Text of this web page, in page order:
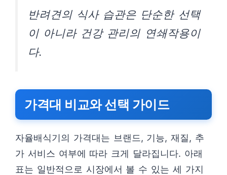
반려견의 식사 습관은 단순한 선택
이 아니라 건강 관리의 연쇄작용이
다.
가격대 비교와 선택 가이드
자율배식기의 가격대는 브랜드, 기능, 재질, 추
가 서비스 여부에 따라 크게 달라집니다. 아래
표는 일반적으로 시장에서 볼 수 있는 세 가지